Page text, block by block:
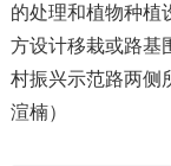
的处理和植物种植
方设计移栽或路基
村振兴示范路两侧
渲楠）